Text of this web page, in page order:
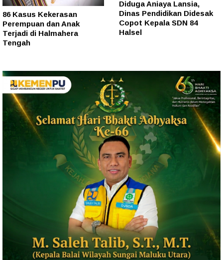
86 Kasus Kekerasan
Perempuan dan Anak
Terjadi di Halmahera
Tengah
Diduga Aniaya Lansia,
Dinas Pendidikan Didesak
Copot Kepala SDN 84
Halsel